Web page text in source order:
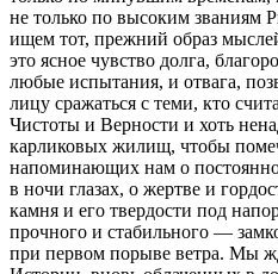
не только по высоким
ищем тот, прежний образ
это ясное чувство долга,
любые испытания, и отвага,
лицу сражаться с теми, кто
Чистоты и Верности и хоть
карликовых жилищ, чтобы
напоминающих нам о
в ночи глазах, о жертве и
камня и его твердости под
прочного и стабильного —
при первом порыве ветра. Мы